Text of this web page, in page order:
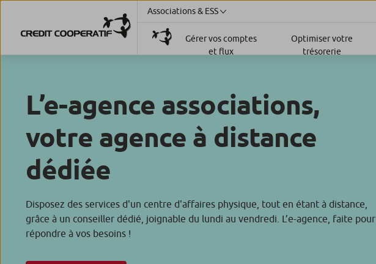
Associations & ESS
Gérer vos comptes
et flux
Optimiser votre
trésorerie
L’e-agence associations,
votre agence à distance
dédiée
Disposez des services d'un centre d'affaires physique, tout en étant à distance,
grâce à un conseiller dédié, joignable du lundi au vendredi. L’e-agence, faite pour
répondre à vos besoins !